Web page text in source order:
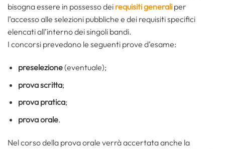
bisogna essere in possesso dei requisiti generali per
l’accesso alle selezioni pubbliche e dei requisiti specifici
elencati all’interno dei singoli bandi.
I concorsi prevedono le seguenti prove d’esame:
preselezione(eventuale);
prova scritta;
prova pratica;
prova orale.
Nel corso della prova orale verrà accertata anche la